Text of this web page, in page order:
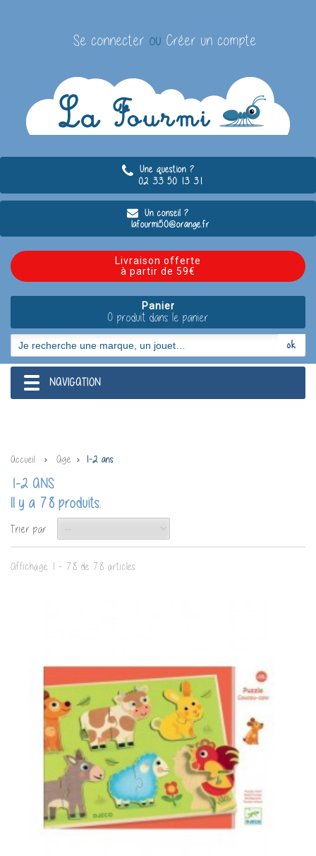
Se connecter ou Créer un compte
Une question ?
02 33 50 13 31
Un conseil ?
lafourmi50@orange.fr
Livraison offerte
à partir de 59€
Panier
0 produit dans le panier
navigation
NAVIGATION
Accueil Age 1-2 ans
1-2 ANS
Il y a 78 produits.
Trier par
Affichage 1 - 78 de 78 articles